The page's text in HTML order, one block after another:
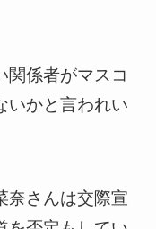
関係者がマスコ
いかと言われい
奈さんは交際宣